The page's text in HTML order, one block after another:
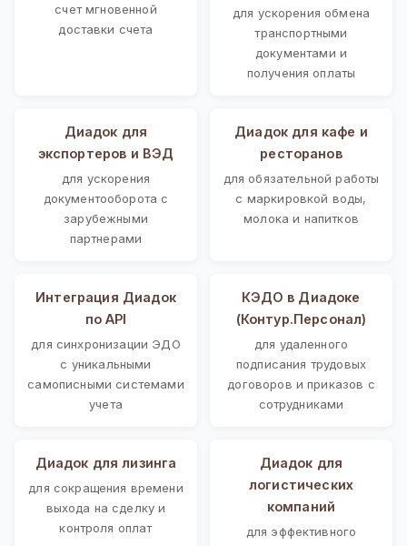
счет мгновенной
доставки счета
для ускорения обмена
транспортными
документами и
получения оплаты
Диадок для
экспортеров и ВЭД
для ускорения
документооборота с
зарубежными
партнерами
Диадок для кафе и
ресторанов
для обязательной работы
с маркировкой воды,
молока и напитков
Интеграция Диадок
по API
для синхронизации ЭДО
с уникальными
самописными системами
учета
КЭДО в Диадоке
(Контур.Персонал)
для удаленного
подписания трудовых
договоров и приказов с
сотрудниками
Диадок для лизинга
для сокращения времени
выхода на сделку и
контроля оплат
Диадок для
логистических
компаний
для эффективного